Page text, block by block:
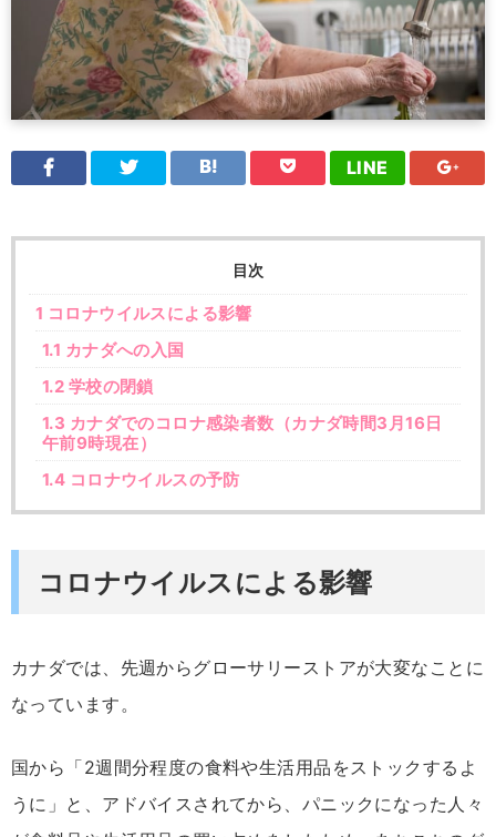
LINE
目次
1 コロナウイルスによる影響
1.1 カナダへの入国
1.2 学校の閉鎖
1.3 カナダでのコロナ感染者数（カナダ時間3月16日
午前9時現在）
1.4 コロナウイルスの予防
コロナウイルスによる影響
カナダでは、先週からグローサリーストアが大変なことに
なっています。
国から「2週間分程度の食料や生活用品をストックするよ
うに」と、アドバイスされてから、パニックになった人々